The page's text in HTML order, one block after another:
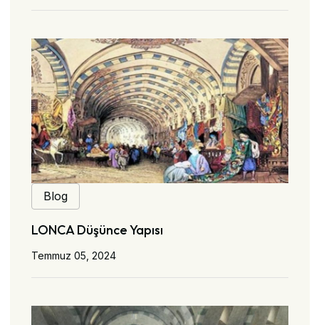
Blog
LONCA Düşünce Yapısı
Temmuz 05, 2024